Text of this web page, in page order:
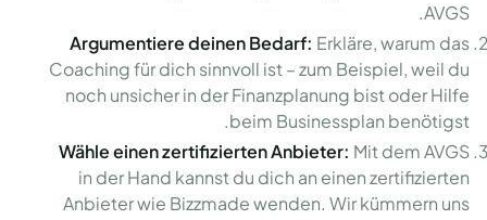
AVGS.
Argumentiere deinen Bedarf: Erkläre, warum das
Coaching für dich sinnvoll ist – zum Beispiel, weil du
noch unsicher in der Finanzplanung bist oder Hilfe
beim Businessplan benötigst.
Wähle einen zertifizierten Anbieter: Mit dem AVGS
in der Hand kannst du dich an einen zertifizierten
Anbieter wie Bizzmade wenden. Wir kümmern uns